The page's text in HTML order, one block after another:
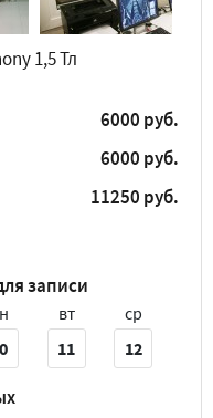
1,5 Тл
6000 руб.
6000 руб.
11250 руб.
записи
вт
11
ср
12